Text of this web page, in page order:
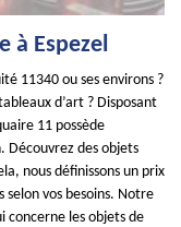
à Espezel
11340 ou ses environs ?
d’art ? Disposant
11 possède
Découvrez des objets
nous définissons un prix
selon vos besoins. Notre
concerne les objets de